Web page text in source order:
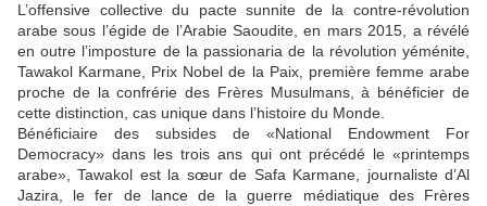
L’offensive collective du pacte sunnite de la contre-révolution
arabe sous l’égide de l’Arabie Saoudite, en mars 2015, a révélé
en outre l’imposture de la passionaria de la révolution yéménite,
Tawakol Karmane, Prix Nobel de la Paix, première femme arabe
proche de la confrérie des Frères Musulmans, à bénéficier de
cette distinction, cas unique dans l’histoire du Monde.
Bénéficiaire des subsides de «National Endowment For
Democracy» dans les trois ans qui ont précédé le «printemps
arabe», Tawakol est la sœur de Safa Karmane, journaliste d’Al
Jazira, le fer de lance de la guerre médiatique des Frères